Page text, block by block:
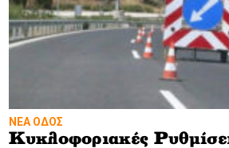
ΝΕΑ ΟΔΟΣ
Κυκλοφοριακές